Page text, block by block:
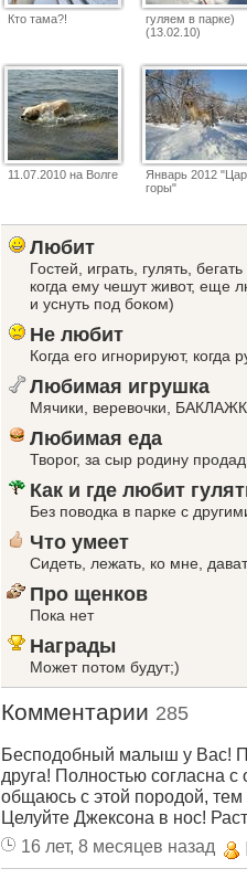
Кто тама?!
гуляем в парке)
(13.02.10)
11.07.2010 на Волге
Январь 2012
горы"
Любит
Гостей, играть, гулять,
когда ему чешут живот, еще
и уснуть под боком)
Не любит
Когда его игнорируют, когда
Любимая игрушка
Мячики, веревочки,
Любимая еда
Творог, за сыр родину
Как и где любит
Без поводка в парке с
Что умеет
Сидеть, лежать, ко мне,
Про щенков
Пока нет
Награды
Может потом будут;)
Комментарии 285
Бесподобный малыш у Вас!
друга! Полностью согласна
общаюсь с этой породой,
Целуйте Джексона в нос!
16 лет, 8 месяцев назад